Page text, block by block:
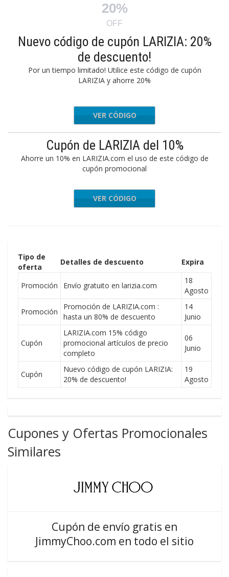
20%
OFF
Nuevo código de cupón LARIZIA: 20%
de descuento!
Por un tiempo limitado! Utilice este código de cupón
LARIZIA y ahorre 20%
20AMY
VER CÓDIGO
Cupón de LARIZIA del 10%
Ahorre un 10% en LARIZIA.com el uso de este código de
cupón promocional
EXTRA10
VER CÓDIGO
Tipo de
oferta
Detalles de descuento Expira
Promoción Envío gratuito en larizia.com
18
Agosto
Promoción
Promoción de LARIZIA.com :
hasta un 80% de descuento
14
Junio
Cupón
LARIZIA.com 15% código
promocional artículos de precio
completo
06
Junio
Cupón
Nuevo código de cupón LARIZIA:
20% de descuento!
19
Agosto
Cupones y Ofertas Promocionales
Similares
Cupón de envío gratis en
JimmyChoo.com en todo el sitio